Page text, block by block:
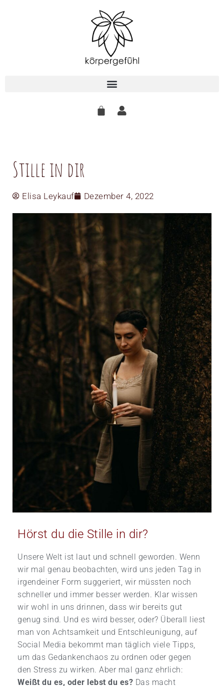
Stille in dir
Elisa Leykauf Dezember 4, 2022
Hörst du die Stille in dir?
Unsere Welt ist laut und schnell geworden. Wenn
wir mal genau beobachten, wird uns jeden Tag in
irgendeiner Form suggeriert, wir müssten noch
schneller und immer besser werden. Klar wissen
wir wohl in uns drinnen, dass wir bereits gut
genug sind. Und es wird besser, oder? Überall liest
man von Achtsamkeit und Entschleunigung, auf
Social Media bekommt man täglich viele Tipps,
um das Gedankenchaos zu ordnen oder gegen
den Stress zu wirken. Aber mal ganz ehrlich:
Weißt du es, oder lebst du es? Das macht